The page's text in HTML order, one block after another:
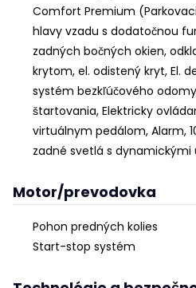
Comfort Premium
hlavy vzadu s dodatočnou
zadných bočných okien,
krytom, el. odistený kryt, El.
systém bezkľúčového
štartovania, Elektricky
virtuálnym pedálom, Alarm,
zadné svetlá s
Motor/prevodovka
Pohon predných kolies
Start-stop systém